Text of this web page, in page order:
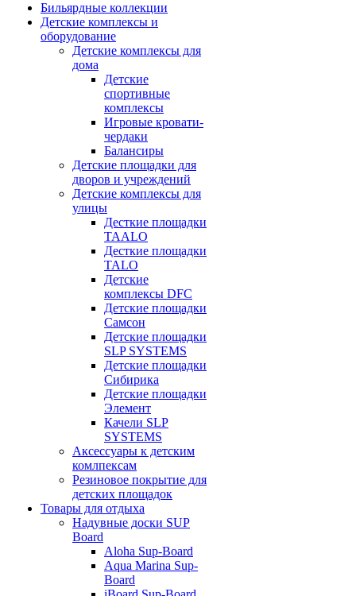
Бильярдные коллекции
Детские комплексы и
оборудование
Детские комплексы для
дома
Детские
спортивные
комплексы
Игровые кровати-
чердаки
Балансиры
Детские площадки для
дворов и учреждений
Детские комплексы для
улицы
Десткие площадки
TAALO
Десткие площадки
TALO
Детские
комплексы DFC
Детские площадки
Самсон
Детские площадки
SLP SYSTEMS
Детские площадки
Сибирика
Детские площадки
Элемент
Качели SLP
SYSTEMS
Аксессуары к детским
комлпексам
Резиновое покрытие для
детских площадок
Товары для отдыха
Надувные доски SUP
Board
Aloha Sup-Board
Aqua Marina Sup-
Board